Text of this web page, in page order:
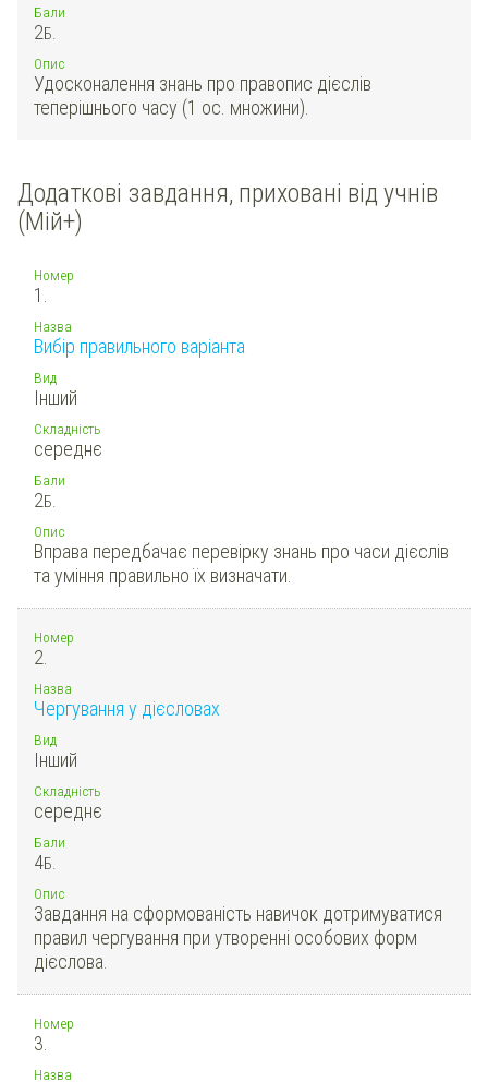
Бали
2Б.
Опис
Удосконалення знань про правопис дієслів
теперішнього часу (1 ос. множини).
Додаткові завдання, приховані від учнів
(Мій+)
Номер
1.
Назва
Вибір правильного варіанта
Вид
Інший
Складність
середнє
Бали
2Б.
Опис
Вправа передбачає перевірку знань про часи дієслів
та уміння правильно їх визначати.
Номер
2.
Назва
Чергування у дієсловах
Вид
Інший
Складність
середнє
Бали
4Б.
Опис
Завдання на сформованість навичок дотримуватися
правил чергування при утворенні особових форм
дієслова.
Номер
3.
Назва